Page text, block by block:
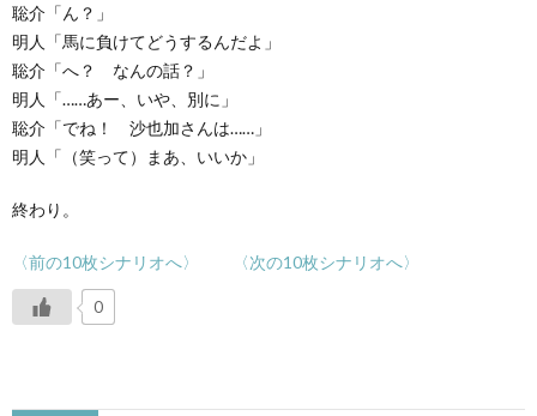
聡介「ん？」
明人「馬に負けてどうするんだよ」
聡介「へ？ なんの話？」
明人「……あー、いや、別に」
聡介「でね！ 沙也加さんは……」
明人「（笑って）まあ、いいか」
終わり。
〈前の10枚シナリオへ〉 〈次の10枚シナリオへ〉
0